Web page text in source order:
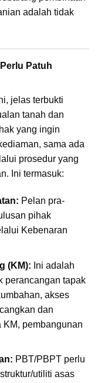
adalah tidak
Patuh
jelas terbukti
tanah dan
yang ingin
sama ada
prosedur yang
Ini termasuk:
Pelan pra-
pihak
Kebenaran
(KM): Ini adalah
perancangan tapak
akses
dan
KM, pembangunan
PBT/PBPT perlu
utiliti asas